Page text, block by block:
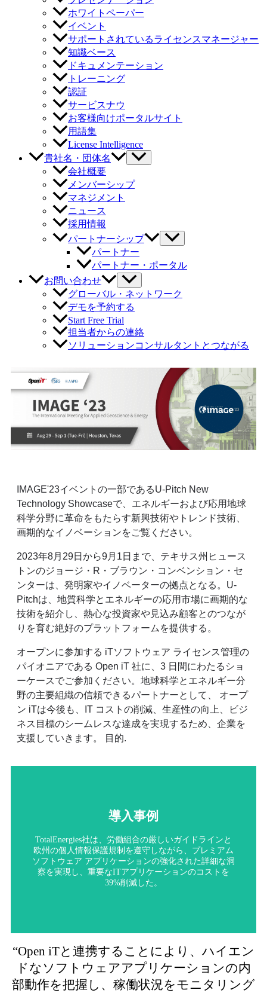
ホワイトペーパー
イベント
サポートされているライセンスマネージャー
知識ベース
ドキュメンテーション
トレーニング
認証
サービスナウ
お客様向けポータルサイト
用語集
License Intelligence
貴社名・団体名
会社概要
メンバーシップ
マネジメント
ニュース
採用情報
パートナーシップ
パートナー
パートナー・ポータル
お問い合わせ
グローバル・ネットワーク
デモを予約する
Start Free Trial
担当者からの連絡
ソリューションコンサルタントとつながる
IMAGE'23イベントの一部であるU-Pitch New
Technology Showcaseで、エネルギーおよび応用地球
科学分野に革命をもたらす新興技術やトレンド技術、
画期的なイノベーションをご覧ください。
2023年8月29日から9月1日まで、テキサス州ヒュース
トンのジョージ・R・ブラウン・コンベンション・セ
ンターは、発明家やイノベーターの拠点となる。U-
Pitchは、地質科学とエネルギーの応用市場に画期的な
技術を紹介し、熱心な投資家や見込み顧客とのつなが
りを育む絶好のプラットフォームを提供する。
オープンに参加する iTソフトウェア ライセンス管理の
パイオニアである Open iT 社に、3 日間にわたるショ
ーケースでご参加ください。地球科学とエネルギー分
野の主要組織の信頼できるパートナーとして、 オープ
ン iTは今後も、IT コストの削減、生産性の向上、ビジ
ネス目標のシームレスな達成を実現するため、企業を
支援していきます。
目的.
導入事例
TotalEnergies社は、労働組合の厳しいガイドラインと
欧州の個人情報保護規制を遵守しながら、プレミアム
ソフトウェア アプリケーションの強化された詳細な洞
察を実現し、重要なITアプリケーションのコストを
39%削減した。
導入事例
マーフィー・オイル社は、250のアプリケーションか
ら得た知見を活用し、ライセンスの使い方を改善し、
ソフトウェア 、メンテナンス費用を削減した。この戦
実現した。
“Open iTと連携することにより、ハイエン
ドなソフトウェアアプリケーションの内
部動作を把握し、稼働状況をモニタリング